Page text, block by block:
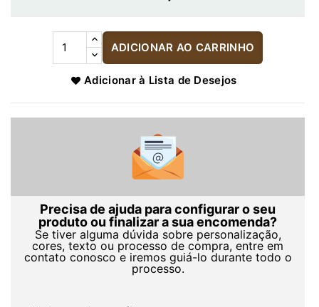
ADICIONAR AO CARRINHO
Adicionar à Lista de Desejos
Precisa de ajuda para configurar o seu
produto ou finalizar a sua encomenda?
Se tiver alguma dúvida sobre personalização,
cores, texto ou processo de compra, entre em
contato conosco e iremos guiá-lo durante todo o
processo.